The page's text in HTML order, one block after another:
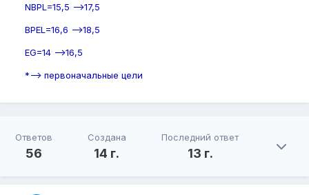
NBPL=15,5 -->17,5
BPEL=16,6 -->18,5
EG=14 -->16,5
*--> первоначальные цели
Ответов
56
Создана
14 г.
Последний ответ
13 г.